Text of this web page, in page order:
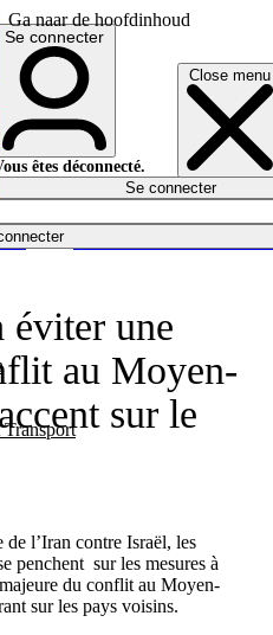
Ga naar de hoofdinhoud
Close menu
English
Deutsch
Se connecter
êtes déconnecté.
Se connecter
éviter une
au Moyen-
sur le
de l’Iran contre Israël, les
penchent sur les mesures à
du conflit au Moyen-
sur les pays voisins.